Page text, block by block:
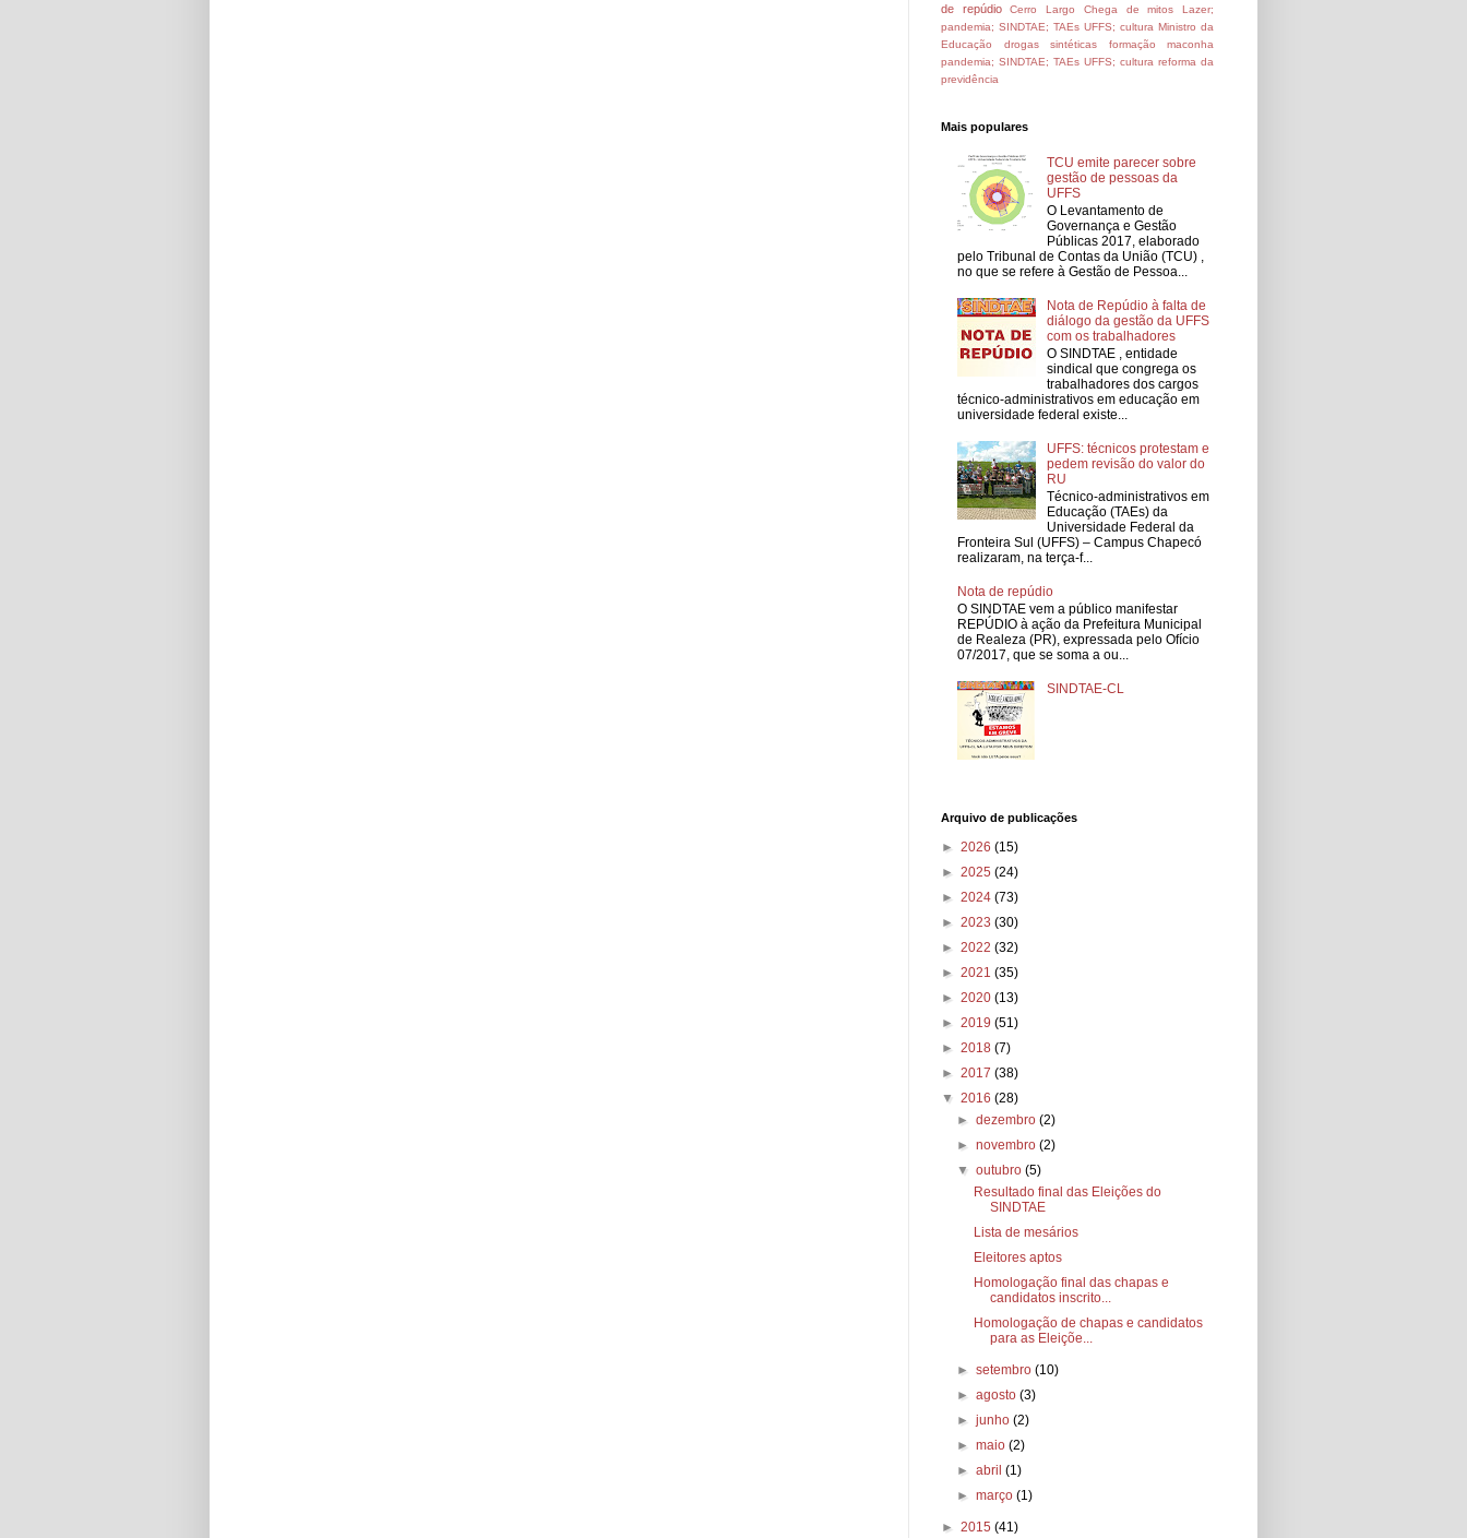
de repúdio
Cerro Largo Chega de mitos
Lazer;
pandemia; SINDTAE; TAEs UFFS; cultura Ministro da
Educação
drogas sintéticas formação
maconha
pandemia; SINDTAE; TAEs UFFS; cultura reforma da
previdência
Mais populares
TCU emite parecer sobre
gestão de pessoas da
UFFS
O Levantamento de
Governança e Gestão
Públicas 2017, elaborado
pelo Tribunal de Contas da União (TCU) ,
no que se refere à Gestão de Pessoa...
Nota de Repúdio à falta de
diálogo da gestão da UFFS
com os trabalhadores
O SINDTAE , entidade
sindical que congrega os
trabalhadores dos cargos
técnico-administrativos em educação em
universidade federal existe...
UFFS: técnicos protestam e
pedem revisão do valor do
RU
Técnico-administrativos em
Educação (TAEs) da
Universidade Federal da
Fronteira Sul (UFFS) – Campus Chapecó
realizaram, na terça-f...
Nota de repúdio
O SINDTAE vem a público manifestar
REPÚDIO à ação da Prefeitura Municipal
de Realeza (PR), expressada pelo Ofício
07/2017, que se soma a ou...
SINDTAE-CL
Arquivo de publicações
► 2026 (15)
► 2025 (24)
► 2024 (73)
► 2023 (30)
► 2022 (32)
► 2021 (35)
► 2020 (13)
► 2019 (51)
► 2018 (7)
► 2017 (38)
▼ 2016 (28)
►dezembro(2)
►novembro(2)
▼outubro(5)
Resultado final das Eleições do
SINDTAE
Lista de mesários
Eleitores aptos
Homologação final das chapas e
candidatos inscrito...
Homologação de chapas e candidatos
para as Eleiçõe...
►setembro(10)
►agosto(3)
►junho(2)
►maio(2)
►abril(1)
►março(1)
► 2015 (41)